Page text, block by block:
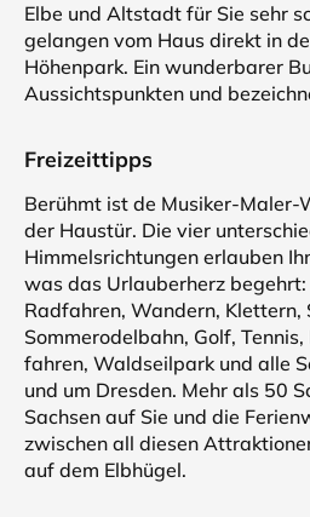
Elbe und Altstadt für Sie sehr
gelangen vom Haus direkt in
Höhenpark. Ein wunderbarer
Aussichtspunkten und
Freizeittipps
Berühmt ist de Musiker-
der Haustür. Die vier
Himmelsrichtungen erlauben
was das Urlauberherz begehrt:
Radfahren, Wandern, Klettern,
Sommerodelbahn, Golf,
fahren, Waldseilpark und alle
und um Dresden. Mehr als 50
Sachsen auf Sie und die
zwischen all diesen
auf dem Elbhügel.